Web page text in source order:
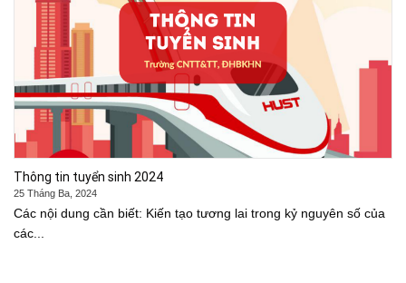
Thông tin tuyển sinh 2024
25 Tháng Ba, 2024
Các nội dung cần biết: Kiến tạo tương lai trong kỷ nguyên số của
các...